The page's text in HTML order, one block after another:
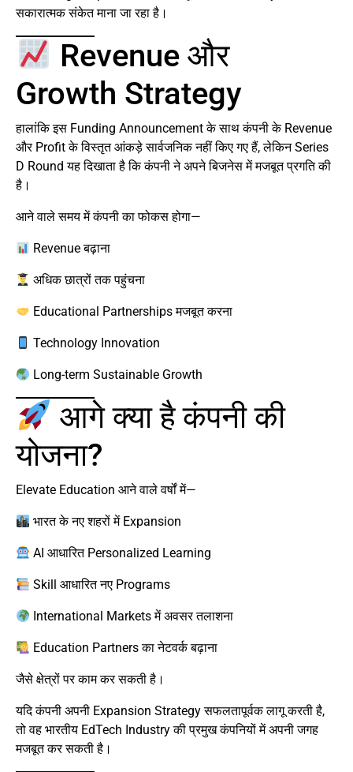
सकारात्मक संकेत माना जा रहा है।
Revenue और
Growth Strategy
हालांकि इस Funding Announcement के साथ कंपनी के Revenue
और Profit के विस्तृत आंकड़े सार्वजनिक नहीं किए गए हैं, लेकिन Series
D Round यह दिखाता है कि कंपनी ने अपने बिजनेस में मजबूत प्रगति की
है।
आने वाले समय में कंपनी का फोकस होगा—
Revenue बढ़ाना
अधिक छात्रों तक पहुंचना
Educational Partnerships मजबूत करना
Technology Innovation
Long-term Sustainable Growth
आगे क्या है कंपनी की
योजना?
Elevate Education आने वाले वर्षों में—
भारत के नए शहरों में Expansion
AI आधारित Personalized Learning
Skill आधारित नए Programs
International Markets में अवसर तलाशना
Education Partners का नेटवर्क बढ़ाना
जैसे क्षेत्रों पर काम कर सकती है।
यदि कंपनी अपनी Expansion Strategy सफलतापूर्वक लागू करती है,
तो वह भारतीय EdTech Industry की प्रमुख कंपनियों में अपनी जगह
मजबूत कर सकती है।